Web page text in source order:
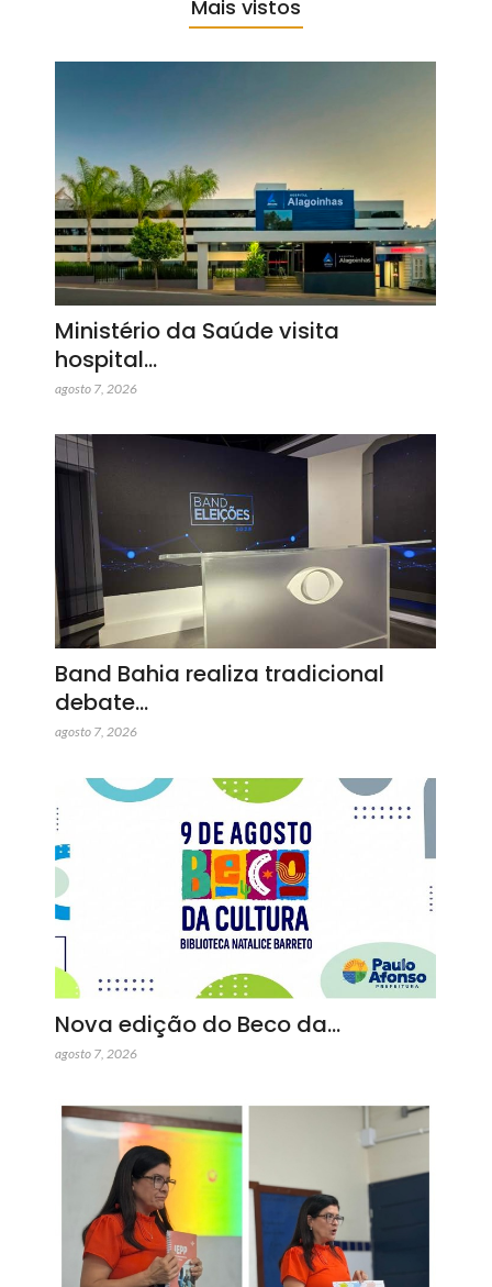
Mais vistos
Ministério da Saúde visita
hospital…
agosto 7, 2026
Band Bahia realiza tradicional
debate…
agosto 7, 2026
Nova edição do Beco da…
agosto 7, 2026